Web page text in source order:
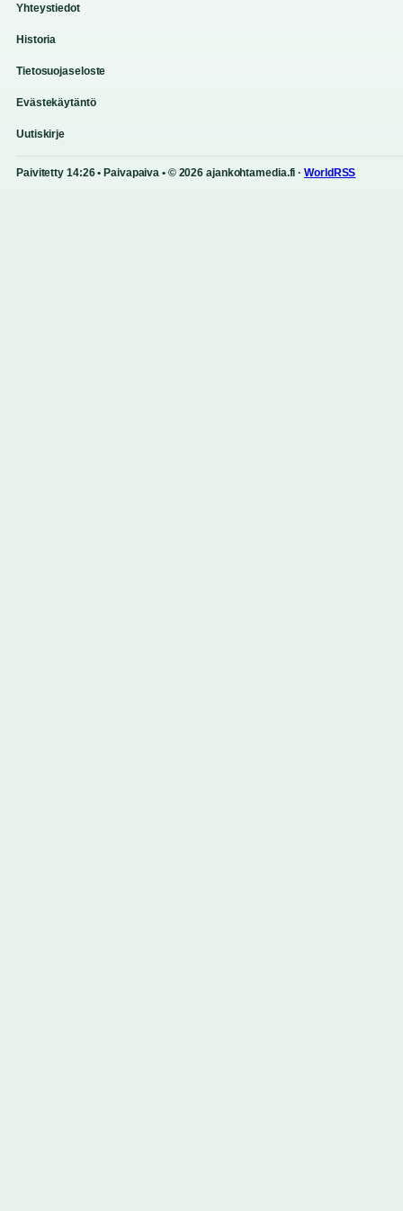
Yhteystiedot
Historia
Tietosuojaseloste
Evästekäytäntö
Uutiskirje
Paivitetty 14:26 • Paivapaiva • © 2026 ajankohtamedia.fi ·WorldRSS